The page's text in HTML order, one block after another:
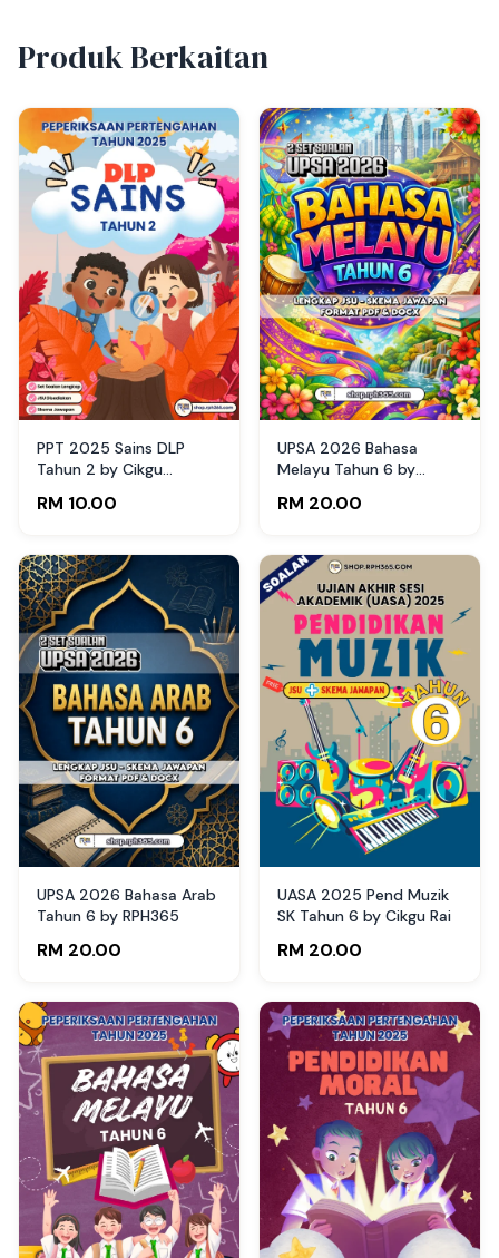
Produk Berkaitan
PPT 2025 Sains DLP
Tahun 2 by Cikgu
RM 10.00
UPSA 2026 Bahasa
Melayu Tahun 6 by
RM 20.00
UPSA 2026 Bahasa Arab
Tahun 6 by RPH365
RM 20.00
UASA 2025 Pend Muzik
SK Tahun 6 by Cikgu Rai
RM 20.00